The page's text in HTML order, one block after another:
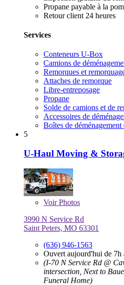
Propane payable à la
Retour client 24 heures
Services
Conteneurs U-Box
Camions de
Remorques et
Attaches de remorque
Libre-entreposage
Propane
Solde de camions et de
Accessoires de
Boîtes de déménagement
5
U-Haul Moving &
VoirPhotos
3990 N Service Rd
Saint Peters, MO 63301
(636) 946-1563
Ouvert aujourd'hui de 7h
(I-70 N Service Rd @
intersection, Next to
Funeral Home)